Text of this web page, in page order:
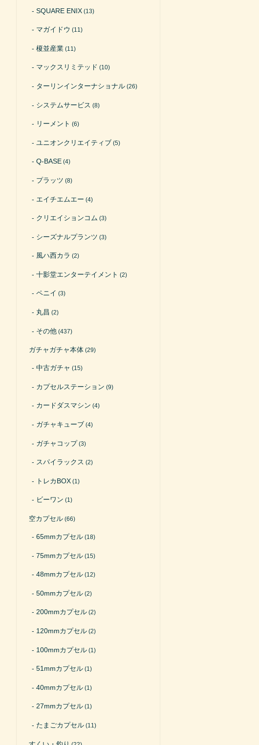
SQUARE ENIX (13)
マガイドウ (11)
榎並産業 (11)
マックスリミテッド (10)
ターリンインターナショナル (26)
システムサービス (8)
リーメント (6)
ユニオンクリエイティブ (5)
Q-BASE (4)
プラッツ (8)
エイチエムエー (4)
クリエイションコム (3)
シーズナルプランツ (3)
風ハ西カラ (2)
十影堂エンターテイメント (2)
ペニイ (3)
丸昌 (2)
その他 (437)
ガチャガチャ本体 (29)
中古ガチャ (15)
カプセルステーション (9)
カードダスマシン (4)
ガチャキューブ (4)
ガチャコップ(3)
スパイラックス (2)
トレカBOX (1)
ビーワン (1)
空カプセル (66)
65mmカプセル (18)
75mmカプセル (15)
48mmカプセル (12)
50mmカプセル (2)
200mmカプセル (2)
120mmカプセル (2)
100mmカプセル (1)
51mmカプセル (1)
40mmカプセル (1)
27mmカプセル (1)
たまごカプセル (11)